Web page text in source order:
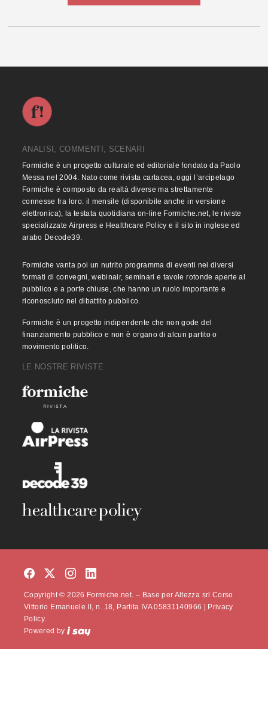
ANALISI, COMMENTI, SCENARI
Formiche è un progetto culturale ed editoriale fondato da Paolo
Messa nel 2004. Nato come rivista cartacea, oggi l’arcipelago
Formiche è composto da realtà diverse ma strettamente
connesse fra loro: il mensile (disponibile anche in versione
elettronica), la testata quotidiana on-line Formiche.net, le riviste
specializzate Airpress e Healthcare Policy e il sito in inglese ed
arabo Decode39.
Formiche vanta poi un nutrito programma di eventi nei diversi
formati di convegni, webinair, seminari e tavole rotonde aperte al
pubblico e a porte chiuse, che hanno un ruolo importante e
riconosciuto nel dibattito pubblico.
Formiche è un progetto indipendente che non gode del
finanziamento pubblico e non è organo di alcun partito o
movimento politico.
LE NOSTRE RIVISTE
Copyright © 2026 Formiche.net. – Base per Altezza srl Corso
Vittorio Emanuele II, n. 18, Partita IVA 05831140966 | Privacy
Policy.
Powered by